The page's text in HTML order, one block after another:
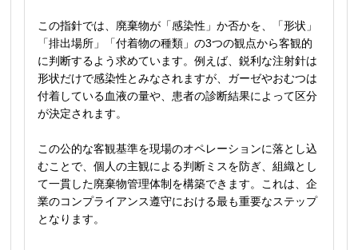
この指針では、廃棄物が「感染性」か否かを、「形状」
「排出場所」「付着物の種類」の3つの観点から客観的
に判断するよう求めています。例えば、鋭利な注射針は
形状だけで感染性とみなされますが、ガーゼやおむつは
付着している血液の量や、患者の診断結果によって区分
が決定されます。
この公的な客観基準を現場のオペレーションに落とし込
むことで、個人の主観による判断ミスを防ぎ、組織とし
て一貫した廃棄物管理体制を構築できます。これは、企
業のコンプライアンス遵守における最も重要なステップ
となります。